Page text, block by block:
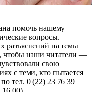
помочь нашему
во­просы.
разъяснений на темы
чтобы наши читатели —
свою
с теми, кто пытается
тел. 0 (22) 23 76 39
16.00).